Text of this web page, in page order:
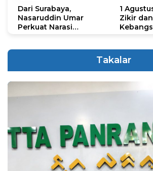
Dari Surabaya,
Nasaruddin Umar
Perkuat Narasi
1
Zikir
Takalar